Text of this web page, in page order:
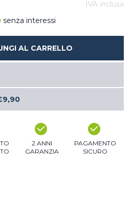
IVA inclusa
senza interessi
AL CARRELLO
2 ANNI
GARANZIA
PAGAMENTO
SICURO